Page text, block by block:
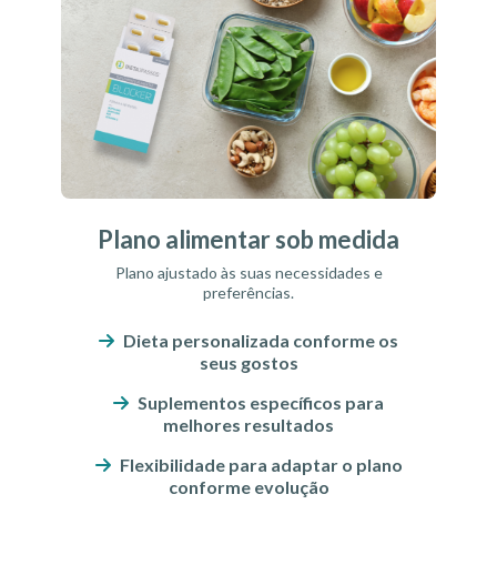
Plano alimentar sob medida
Plano ajustado às suas necessidades e
preferências.
Dieta personalizada conforme os
seus gostos
Suplementos específicos para
melhores resultados
Flexibilidade para adaptar o plano
conforme evolução